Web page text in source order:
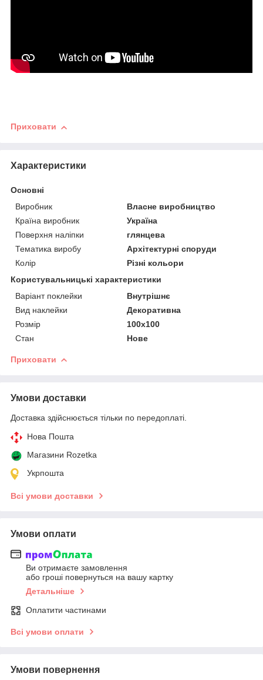
Приховати
Характеристики
Основні
Виробник
Власне виробництво
Країна виробник
Україна
Поверхня наліпки
глянцева
Тематика виробу
Архітектурні споруди
Колір
Різні кольори
Користувальницькі характеристики
Варіант поклейки
Внутрішнє
Вид наклейки
Декоративна
Розмір
100х100
Стан
Нове
Приховати
Умови доставки
Доставка здійснюється тільки по передоплаті.
Нова Пошта
Магазини Rozetka
Укрпошта
Всі умови доставки
Умови оплати
Ви отримаєте замовлення
або гроші повернуться на вашу картку
Детальніше
Оплатити частинами
Всі умови оплати
Умови повернення